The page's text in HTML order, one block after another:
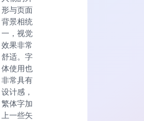
形与页面
背景相统
一，视觉
效果非常
舒适。字
体使用也
非常具有
设计感，
繁体字加
上一些矢